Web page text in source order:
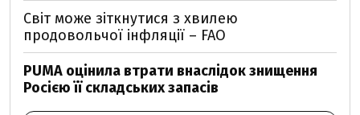
Світ може зіткнутися з хвилею
продовольчої інфляції – FAO
PUMA оцінила втрати внаслідок знищення
Росією її складських запасів